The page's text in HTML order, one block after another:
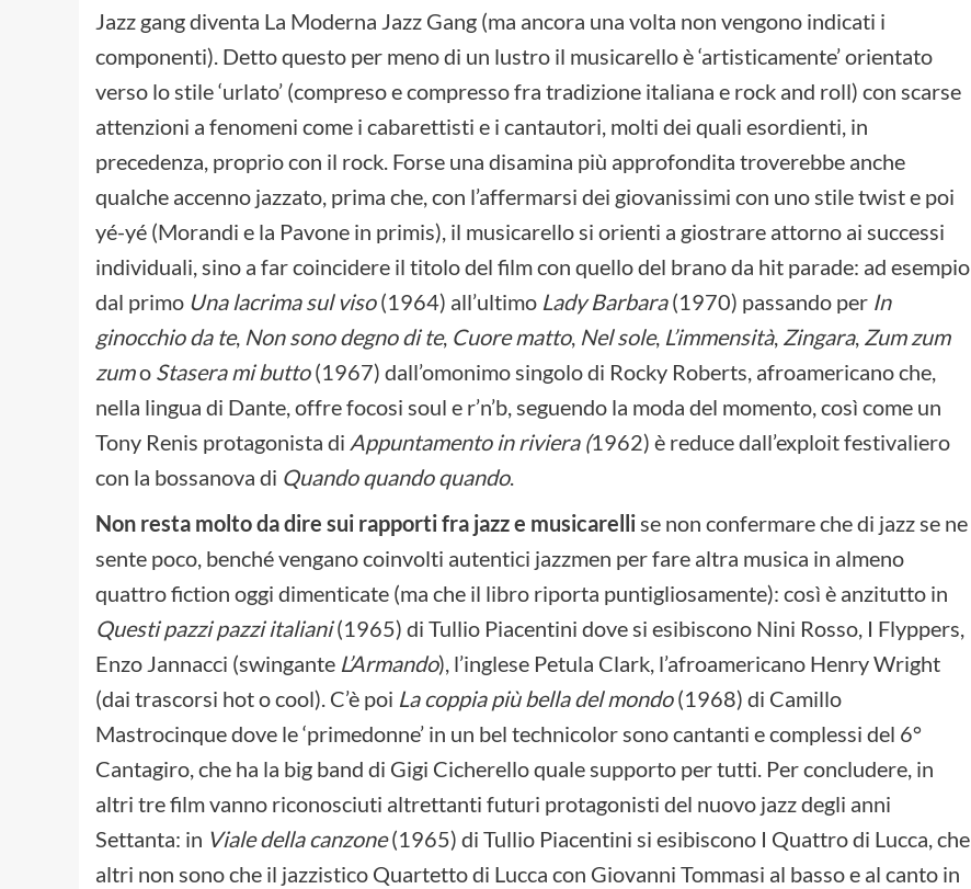
Jazz gang diventa La Moderna Jazz Gang (ma ancora una volta non vengono indicati i
componenti). Detto questo per meno di un lustro il musicarello è ‘artisticamente’ orientato
verso lo stile ‘urlato’ (compreso e compresso fra tradizione italiana e rock and roll) con scarse
attenzioni a fenomeni come i cabarettisti e i cantautori, molti dei quali esordienti, in
precedenza, proprio con il rock. Forse una disamina più approfondita troverebbe anche
qualche accenno jazzato, prima che, con l’affermarsi dei giovanissimi con uno stile twist e poi
yé-yé (Morandi e la Pavone in primis), il musicarello si orienti a giostrare attorno ai successi
individuali, sino a far coincidere il titolo del film con quello del brano da hit parade: ad esempio
dal primo Una lacrima sul viso(1964) all’ultimo Lady Barbara(1970) passando per In
ginocchio da te, Non sono degno di te, Cuore matto, Nel sole, L’immensità, Zingara, Zum zum
zumo Stasera mi butto(1967) dall’omonimo singolo di Rocky Roberts, afroamericano che,
nella lingua di Dante, offre focosi soul e r’n’b, seguendo la moda del momento, così come un
Tony Renis protagonista di Appuntamento in riviera (1962) è reduce dall’exploit festivaliero
con la bossanova di Quando quando quando.
Non resta molto da dire sui rapporti fra jazz e musicarellise non confermare che di jazz se ne
sente poco, benché vengano coinvolti autentici jazzmen per fare altra musica in almeno
quattro fiction oggi dimenticate (ma che il libro riporta puntigliosamente): così è anzitutto in
Questi pazzi pazzi italiani(1965) di Tullio Piacentini dove si esibiscono Nini Rosso, I Flyppers,
Enzo Jannacci (swingante L’Armando), l’inglese Petula Clark, l’afroamericano Henry Wright
(dai trascorsi hot o cool). C’è poi La coppia più bella del mondo(1968) di Camillo
Mastrocinque dove le ‘primedonne’ in un bel technicolor sono cantanti e complessi del 6°
Cantagiro, che ha la big band di Gigi Cicherello quale supporto per tutti. Per concludere, in
altri tre film vanno riconosciuti altrettanti futuri protagonisti del nuovo jazz degli anni
Settanta: in Viale della canzone(1965) di Tullio Piacentini si esibiscono I Quattro di Lucca, che
altri non sono che il jazzistico Quartetto di Lucca con Giovanni Tommasi al basso e al canto in